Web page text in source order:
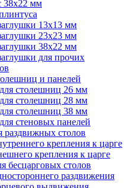
38х22 мм
13х13 мм
23х23 мм
38х22 мм
для прочих
и панелей
столешниц 26 мм
столешниц 28 мм
столешниц 38 мм
стеновых панелей
столов
крепления к царге
крепления к царге
бесцарговых столов
раздвижения